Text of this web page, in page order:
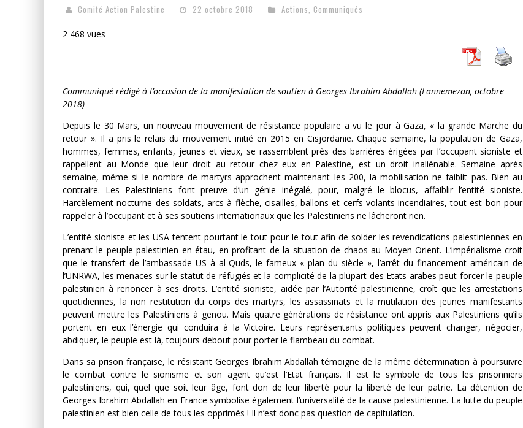
Comité Action Palestine 22 octobre 2018 Actions, Communiqués
2 468 vues
Communiqué rédigé à l’occasion de la manifestation de soutien à Georges Ibrahim Abdallah (Lannemezan, octobre
2018)
Depuis le 30 Mars, un nouveau mouvement de résistance populaire a vu le jour à Gaza, « la grande Marche du
retour ». Il a pris le relais du mouvement initié en 2015 en Cisjordanie. Chaque semaine, la population de Gaza,
hommes, femmes, enfants, jeunes et vieux, se rassemblent près des barrières érigées par l’occupant sioniste et
rappellent au Monde que leur droit au retour chez eux en Palestine, est un droit inaliénable. Semaine après
semaine, même si le nombre de martyrs approchent maintenant les 200, la mobilisation ne faiblit pas. Bien au
contraire. Les Palestiniens font preuve d’un génie inégalé, pour, malgré le blocus, affaiblir l’entité sioniste.
Harcèlement nocturne des soldats, arcs à flèche, cisailles, ballons et cerfs-volants incendiaires, tout est bon pour
rappeler à l’occupant et à ses soutiens internationaux que les Palestiniens ne lâcheront rien.
L’entité sioniste et les USA tentent pourtant le tout pour le tout afin de solder les revendications palestiniennes en
prenant le peuple palestinien en étau, en profitant de la situation de chaos au Moyen Orient. L’impérialisme croit
que le transfert de l’ambassade US à al-Quds, le fameux « plan du siècle », l’arrêt du financement américain de
l’UNRWA, les menaces sur le statut de réfugiés et la complicité de la plupart des Etats arabes peut forcer le peuple
palestinien à renoncer à ses droits. L’entité sioniste, aidée par l’Autorité palestinienne, croît que les arrestations
quotidiennes, la non restitution du corps des martyrs, les assassinats et la mutilation des jeunes manifestants
peuvent mettre les Palestiniens à genou. Mais quatre générations de résistance ont appris aux Palestiniens qu’ils
portent en eux l’énergie qui conduira à la Victoire. Leurs représentants politiques peuvent changer, négocier,
abdiquer, le peuple est là, toujours debout pour porter le flambeau du combat.
Dans sa prison française, le résistant Georges Ibrahim Abdallah témoigne de la même détermination à poursuivre
le combat contre le sionisme et son agent qu’est l’Etat français. Il est le symbole de tous les prisonniers
palestiniens, qui, quel que soit leur âge, font don de leur liberté pour la liberté de leur patrie. La détention de
Georges Ibrahim Abdallah en France symbolise également l’universalité de la cause palestinienne. La lutte du peuple
palestinien est bien celle de tous les opprimés ! Il n’est donc pas question de capitulation.
DES ACCORDS DE PAIX SANS LE
PEUPLE ET CONTRE LE PEUPLE